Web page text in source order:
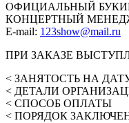
ОФИЦИАЛЬНЫЙ
КОНЦЕРТНЫЙ
E-mail: 123show@mail.ru
ПРИ ЗАКАЗЕ
< ЗАНЯТОСТЬ НА
< ДЕТАЛИ
< СПОСОБ ОПЛАТЫ
< ПОРЯДОК